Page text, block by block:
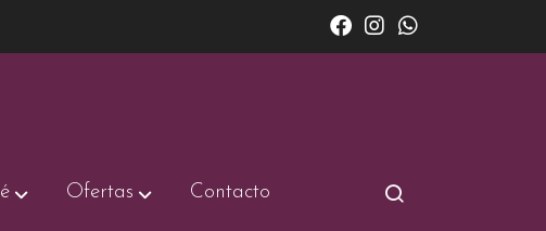
Ofertas Contacto